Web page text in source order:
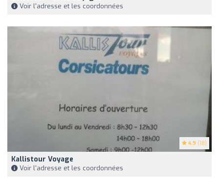
Voir l'adresse et les coordonnées
4.9 (18)
Kallistour Voyage
Voir l'adresse et les coordonnées